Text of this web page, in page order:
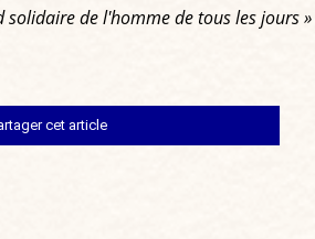
solidaire de l'homme de tous les jours »
cet article